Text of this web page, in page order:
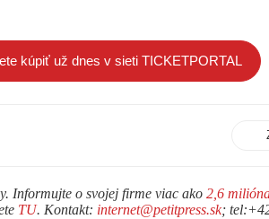
kúpiť už dnes v sieti TICKETPORTAL
Informujte o svojej firme viac ako 2,6
TU. Kontakt: internet@petitpress.sk;